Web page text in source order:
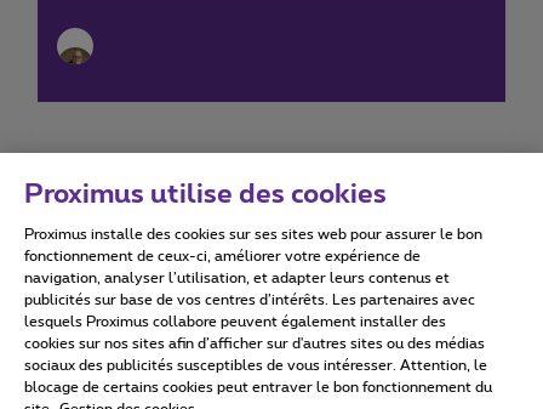
Conditions d'utilisation Accessibility statement
Tous droits réservés. © 2026 Proximus
Proximus utilise des cookies
Proximus installe des cookies sur ses sites web pour assurer le bon
fonctionnement de ceux-ci, améliorer votre expérience de
navigation, analyser l’utilisation, et adapter leurs contenus et
publicités sur base de vos centres d’intérêts. Les partenaires avec
lesquels Proximus collabore peuvent également installer des
cookies sur nos sites afin d’afficher sur d'autres sites ou des médias
sociaux des publicités susceptibles de vous intéresser. Attention, le
blocage de certains cookies peut entraver le bon fonctionnement du